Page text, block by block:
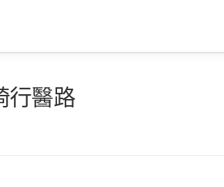
行醫路